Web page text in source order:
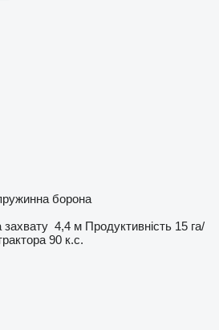
борона
4,4 м Продуктивність 15 га/
90 к.с.